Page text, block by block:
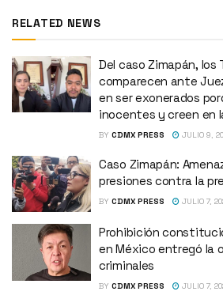
RELATED NEWS
Del caso Zimapán, los
comparecen ante
en ser exonerados
inocentes y creen en
BY CDMX PRESS JULIO 9,
Caso Zimapán:
presiones contra la
BY CDMX PRESS JULIO 7,
Prohibición
en México entregó la
criminales
BY CDMX PRESS JULIO 7,